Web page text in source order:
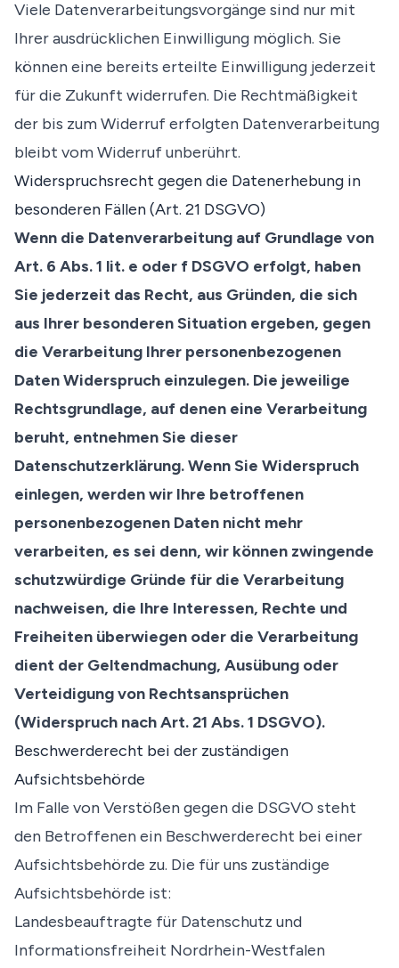
Viele Datenverarbeitungsvorgänge sind nur mit
Ihrer ausdrücklichen Einwilligung möglich. Sie
können eine bereits erteilte Einwilligung jederzeit
für die Zukunft widerrufen. Die Rechtmäßigkeit
der bis zum Widerruf erfolgten Datenverarbeitung
bleibt vom Widerruf unberührt.
Widerspruchsrecht gegen die Datenerhebung in
besonderen Fällen (Art. 21 DSGVO)
Wenn die Datenverarbeitung auf Grundlage von
Art. 6 Abs. 1 lit. e oder f DSGVO erfolgt, haben
Sie jederzeit das Recht, aus Gründen, die sich
aus Ihrer besonderen Situation ergeben, gegen
die Verarbeitung Ihrer personenbezogenen
Daten Widerspruch einzulegen. Die jeweilige
Rechtsgrundlage, auf denen eine Verarbeitung
beruht, entnehmen Sie dieser
Datenschutzerklärung. Wenn Sie Widerspruch
einlegen, werden wir Ihre betroffenen
personenbezogenen Daten nicht mehr
verarbeiten, es sei denn, wir können zwingende
schutzwürdige Gründe für die Verarbeitung
nachweisen, die Ihre Interessen, Rechte und
Freiheiten überwiegen oder die Verarbeitung
dient der Geltendmachung, Ausübung oder
Verteidigung von Rechtsansprüchen
(Widerspruch nach Art. 21 Abs. 1 DSGVO).
Beschwerderecht bei der zuständigen
Aufsichtsbehörde
Im Falle von Verstößen gegen die DSGVO steht
den Betroffenen ein Beschwerderecht bei einer
Aufsichtsbehörde zu. Die für uns zuständige
Aufsichtsbehörde ist:
Landesbeauftragte für Datenschutz und
Informationsfreiheit Nordrhein-Westfalen